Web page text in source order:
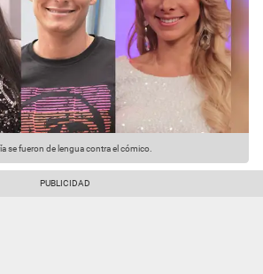
se fueron de lengua contra el cómico.